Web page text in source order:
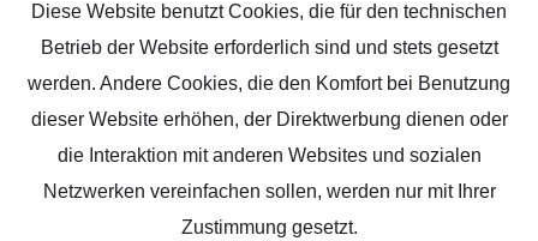
Diese Website benutzt Cookies, die für den technischen
Betrieb der Website erforderlich sind und stets gesetzt
werden. Andere Cookies, die den Komfort bei Benutzung
dieser Website erhöhen, der Direktwerbung dienen oder
die Interaktion mit anderen Websites und sozialen
Netzwerken vereinfachen sollen, werden nur mit Ihrer
Zustimmung gesetzt.